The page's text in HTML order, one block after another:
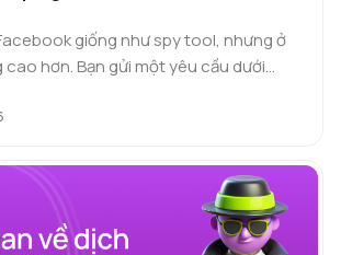
giống như spy tool, nhưng ở
hơn. Bạn gửi một yêu cầu dưới
sẽ trả về kết quả…